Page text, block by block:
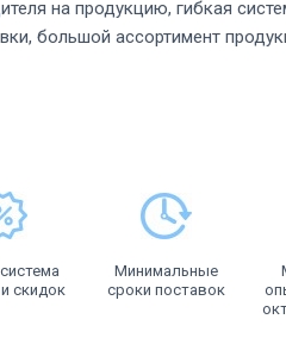
на продукцию, гибкая
большой ассортимент
скидок
Минимальные
сроки поставок